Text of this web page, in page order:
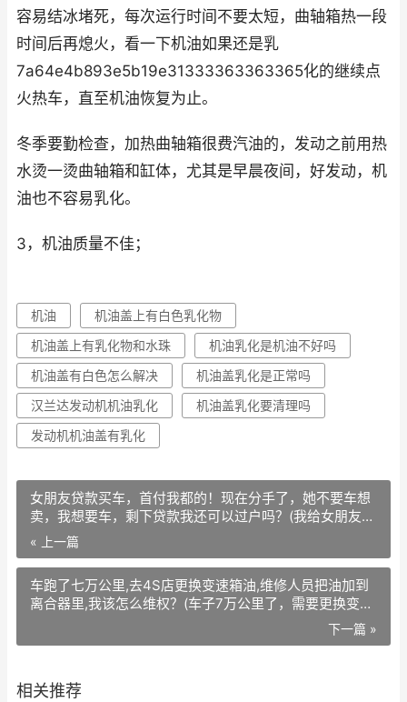
容易结冰堵死，每次运行时间不要太短，曲轴箱热一段
时间后再熄火，看一下机油如果还是乳
7a64e4b893e5b19e31333363363365化的继续点
火热车，直至机油恢复为止。
冬季要勤检查，加热曲轴箱很费汽油的，发动之前用热
水烫一烫曲轴箱和缸体，尤其是早晨夜间，好发动，机
油也不容易乳化。
3，机油质量不佳；
机油
机油盖上有白色乳化物
机油盖上有乳化物和水珠
机油乳化是机油不好吗
机油盖有白色怎么解决
机油盖乳化是正常吗
汉兰达发动机机油乳化
机油盖乳化要清理吗
发动机机油盖有乳化
女朋友贷款买车，首付我都的！现在分手了，她不要车想
卖，我想要车，剩下贷款我还可以过户吗？(我给女朋友买
车首付钱我出的，车主她的名字，月供是她给的，现在分
手了，首
« 上一篇
车跑了七万公里,去4S店更换变速箱油,维修人员把油加到
离合器里,我该怎么维权？(车子7万公里了，需要更换变速
下一篇 »
相关推荐